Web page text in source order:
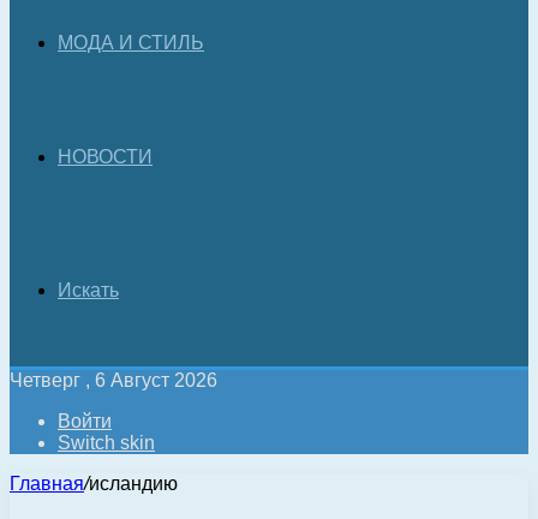
МОДА И СТИЛЬ
НОВОСТИ
Искать
Четверг , 6 Август 2026
Войти
Switch skin
Главная/исландию